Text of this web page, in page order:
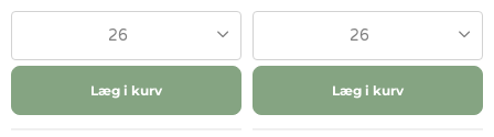
26
Læg i kurv
26
Læg i kurv